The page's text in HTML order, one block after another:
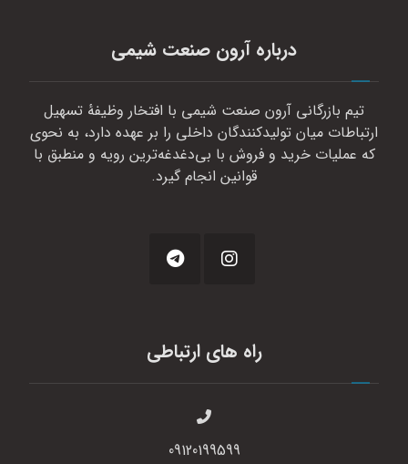
درباره آرون صنعت شیمی
تیم بازرگانی آرون صنعت شیمی با افتخار وظیفهٔ تسهیل
ارتباطات میان تولیدکنندگان داخلی را بر عهده دارد، به نحوی
که عملیات خرید و فروش با بی‌دغدغه‌ترین رویه و منطبق با
قوانین انجام گیرد.
راه های ارتباطی
09120199599